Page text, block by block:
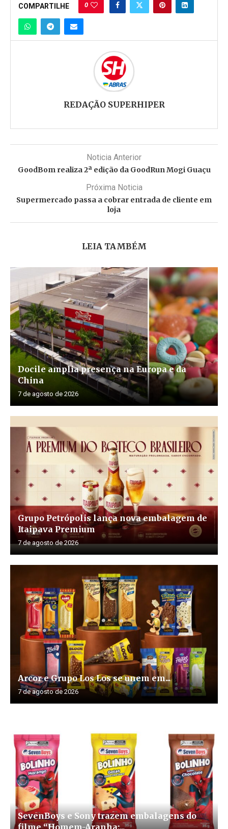
COMPARTILHE 0
REDAÇÃO SUPERHIPER
Noticia Anterior
GoodBom realiza 2ª edição da GoodRun Mogi Guaçu
Próxima Noticia
Supermercado passa a cobrar entrada de cliente em
loja
LEIA TAMBÉM
Docile amplia presença na Europa e da
China
7 de agosto de 2026
Grupo Petrópolis lança nova embalagem de
Itaipava Premium
7 de agosto de 2026
Arcor e Grupo Los Los se unem em...
7 de agosto de 2026
SevenBoys e Sony trazem embalagens do
filme “Homem-Aranha:...